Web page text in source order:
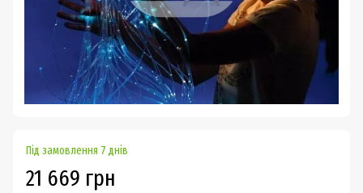
Під замовлення 7 днів
21 669 грн